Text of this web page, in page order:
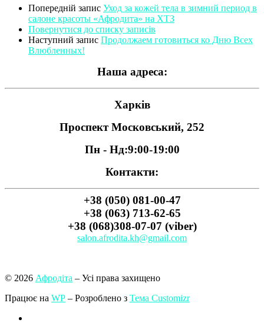
Попередній запис Уход за кожей тела в зимний период в
салоне красоты «Афродита» на ХТЗ
Повернутися до списку записів
Наступний запис Продолжаем готовиться ко Дню Всех
Влюбленных!
Наша адреса:
Харків
Проспект Московський, 252
Пн - Нд:9:00-19:00
Контакти:
+38 (050) 081-00-47
+38 (063) 713-62-65
+38 (068)308-07-07 (viber)
salon.afrodita.kh@gmail.com
© 2026 Афродіта – Усі права захищено
Працює на WP – Розроблено з Тема Customizr